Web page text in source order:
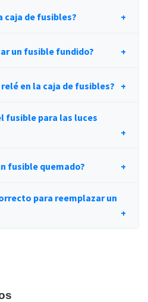
caja de fusibles?
un fusible fundido?
en la caja de fusibles?
fusible para las luces
fusible quemado?
para reemplazar un